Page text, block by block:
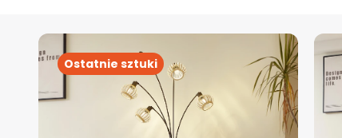
Ostatnie sztuki
Przejdź
na
galerii